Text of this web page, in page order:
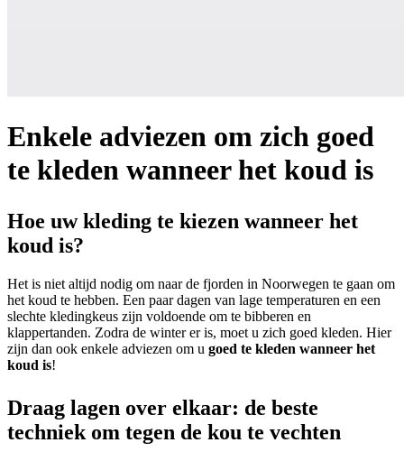
Enkele adviezen om zich goed
te kleden wanneer het koud is
Hoe uw kleding te kiezen wanneer het
koud is?
Het is niet altijd nodig om naar de fjorden in Noorwegen te gaan om
het koud te hebben. Een paar dagen van lage temperaturen en een
slechte kledingkeus zijn voldoende om te bibberen en
klappertanden. Zodra de winter er is, moet u zich goed kleden. Hier
zijn dan ook enkele adviezen om u goed te kleden wanneer het
koud is!
Draag lagen over elkaar: de beste
techniek om tegen de kou te vechten